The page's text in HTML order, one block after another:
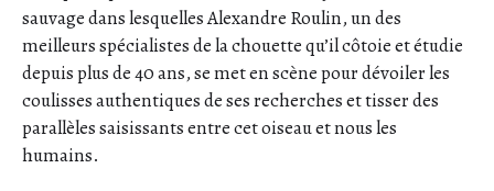
sauvage dans lesquelles Alexandre Roulin, un des
meilleurs spécialistes de la chouette qu’il côtoie et étudie
depuis plus de 40 ans, se met en scène pour dévoiler les
coulisses authentiques de ses recherches et tisser des
parallèles saisissants entre cet oiseau et nous les
humains.